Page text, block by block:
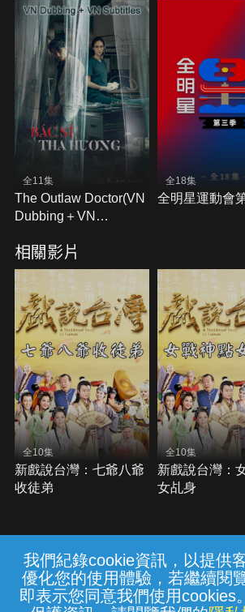
我們紀錄cookie資訊，以提供
優化您的使用體驗，若繼續閱
即表示您同意我們使用cookies
全11集
The Outlaw Doctor(VN
Dubbing＋VN
全18集
全明星運動會
相關影片
全10集
新戲說台灣：七爺八爺
收徒弟
全10集
新戲說台灣：
女乩身
常見問題 線上客服 服務條款
{{notifyMsg}}